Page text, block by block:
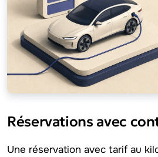
Réservations avec
Une réservation avec tarif au